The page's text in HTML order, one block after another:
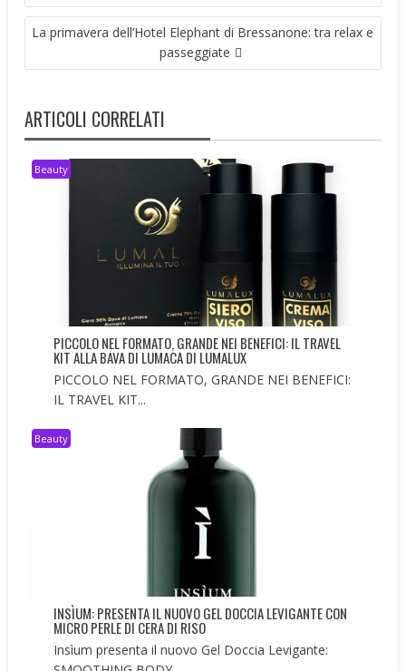
La primavera dell’Hotel Elephant di Bressanone: tra relax e
passeggiate
ARTICOLI CORRELATI
Beauty
PICCOLO NEL FORMATO, GRANDE NEI BENEFICI: IL TRAVEL
KIT ALLA BAVA DI LUMACA DI LUMALUX
PICCOLO NEL FORMATO, GRANDE NEI BENEFICI:
IL TRAVEL KIT...
Beauty
INSÌUM: PRESENTA IL NUOVO GEL DOCCIA LEVIGANTE CON
MICRO PERLE DI CERA DI RISO
Insìum presenta il nuovo Gel Doccia Levigante: